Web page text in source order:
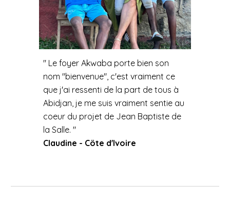
" Le foyer Akwaba porte bien son
nom "bienvenue", c'est vraiment ce
que j'ai ressenti de la part de tous à
Abidjan, je me suis vraiment sentie au
coeur du projet de Jean Baptiste de
la Salle. "
Claudine - Cöte d'Ivoire